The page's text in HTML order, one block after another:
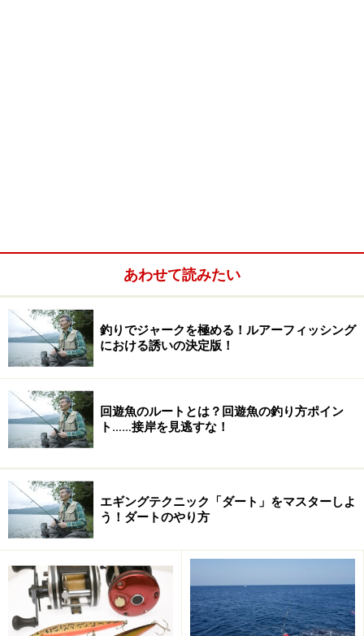
ブラックバスは食用や釣りの対象用に移入された。当時の
ブラックバスも将来の子孫が社会問題を引き起こすことに
さて、難しい話から入ったが、タイトルにもあるように
ブラックバスフィッシングはスポーツなので当然ルール
通れない道なので、あえてシリーズがはじまる冒頭で外
来魚問題に少し触れさせてもらったというわけだ。で
は、ここで何の罪も無いブラックバスがこれ以上問題視
されないためのルールを紹介しておこう。
ひとつは、ブラックバスを釣った場合、食用以外の目的
で持ち帰らないということ。運搬や飼育、保管なども禁
止されているので注意が必要だ。
ふたつめは、食べなければ当然逃がすわけだが、リリー
スするときも釣った本人が直接放流しなければならな
あわせて読みたい
釣りでジャークを極める！ルアーフィッシング
における誘いの決定版！
回遊魚のルートとは？回遊魚の釣り方ポイン
ト……接岸を見逃すな！
エギングテクニック「ダート」をマスターしよ
う！ダートのやり方